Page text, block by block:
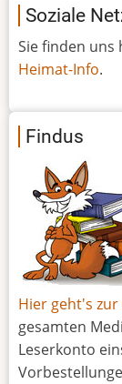
Soziale
Sie finden uns
Heimat-Info.
Findus
Hier geht's
gesamten
Leserkonto